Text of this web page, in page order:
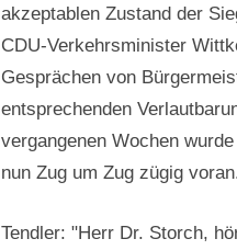
akzeptablen Zustand der
CDU-Verkehrsminister
Gesprächen von
entsprechenden
vergangenen Wochen
nun Zug um Zug zügig
Tendler: "Herr Dr. Storch,